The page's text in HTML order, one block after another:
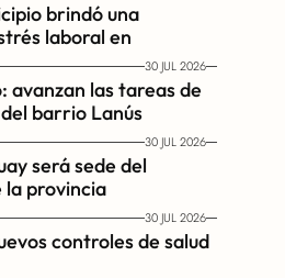
brindó una
laboral en
30 JUL 2026
avanzan las tareas de
barrio Lanús
30 JUL 2026
será sede del
provincia
30 JUL 2026
controles de salud